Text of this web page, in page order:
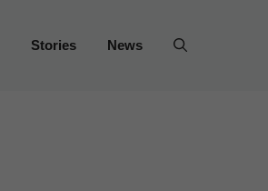
Stories News